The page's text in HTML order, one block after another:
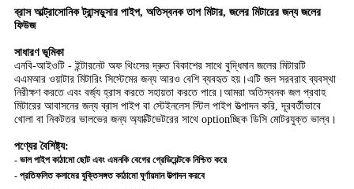
ব্রাস আল্ট্রাসোনিক ট্রান্সডুসার পাইপ, অতিস্বনক তাপ মিটার, জলের মিটারের জন্য জলের
ফিউজ
সাধারণ ভূমিকা
এনবি-আইওটি - ইন্টারনেট অফ থিংসের দ্রুত বিকাশের সাথে বুদ্ধিমান জলের মিটারটি
এএমআর ওয়াটার মিটারিং সিস্টেমের জন্য আরও বেশি ব্যবহৃত হয়।এটি জল সরবরাহ ব্যবস্থা
নিরীক্ষণ করতে এবং বর্জ্য হ্রাস করতে সহায়তা করতে পারে।আমরা অতিস্বনক জল প্রবাহ
মিটারের আবাসনের জন্য ব্রাস পাইপ বা স্টেইনলেস স্টিল পাইপ উত্পাদন করি, দূরবর্তীভাবে
খোলা বা নিকটতর ভালভের জন্য অ্যাক্টিভেটরের সাথে optionচ্ছিক ডিসি মোটরযুক্ত ভাল্ব।
পণ্যের বৈশিষ্ট্য:
- ভাল পাইপ কাঠামো ছোট এবং এমনকি বেগের গ্রেডিয়েন্টকে নিশ্চিত করে
- প্রতিফলিত কলামের যুক্তিসঙ্গত কাঠামো ঘূর্ণায়মান উত্পাদন করবে